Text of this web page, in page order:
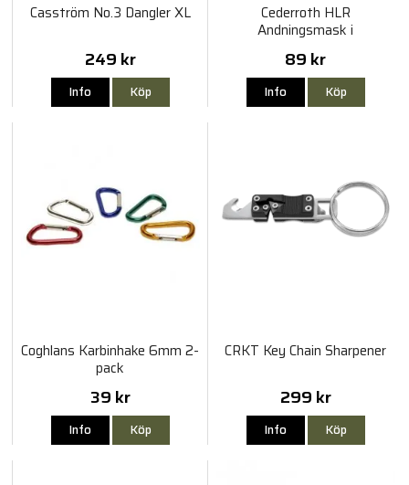
Casström No.3 Dangler XL
249 kr
Info Köp
Cederroth HLR
Andningsmask i
Nyckelringsetui
89 kr
Info Köp
Coghlans Karbinhake 6mm 2-
pack
39 kr
Info Köp
CRKT Key Chain Sharpener
299 kr
Info Köp